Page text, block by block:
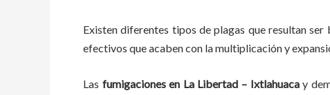
Existen diferentes tipos de plagas que resultan
efectivos que acaben con la multiplicación y
Las fumigacionesen La Libertad – Ixtlahuacay